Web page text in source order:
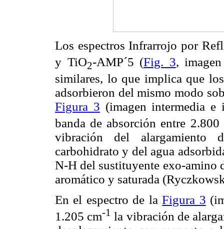
Los espectros Infrarrojo por
y TiO2-AMP´5 (Fig. 3,
similares, lo que implica que
adsorbieron del mismo modo
Figura 3 (imagen intermedia
banda de absorción entre
vibración del
carbohidrato y del agua
N-H del sustituyente exo-amino
aromático y saturada
En el espectro de laFigura 3
1.205 cm-1 la vibración de